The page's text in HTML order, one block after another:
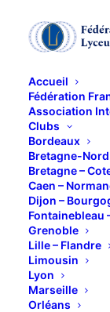
Accueil
Fédération
Association
Clubs
Bordeaux
Bretagne-Nord
Bretagne –
Caen –
Dijon –
Fontainebleau
Grenoble
Lille – Flandre
Limousin
Lyon
Marseille
Orléans